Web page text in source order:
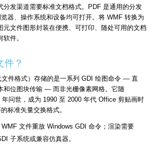
分发渠道需要标准文档格式。PDF 是通用的分发
器、操作系统和设备均可打开。将 WMF 转换为
元文件图形封装在便携、可打印、随处可用的文档
件。
件？
文件格式）存储的是一系列 GDI 绘图命令 — 直
和位图块传输 — 而非光栅像素网格。它随
问世，成为 1990 至 2000 年代 Office 剪贴画时
标准矢量交换格式。
WMF 文件重放 Windows GDI 命令；渲染需要
子系统或兼容仿真器。